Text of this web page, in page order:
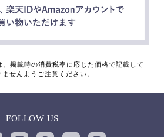
掲載時の消費税率に応じた価格で記載して
せんようご注意ください。
FOLLOW US